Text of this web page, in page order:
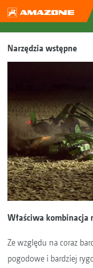
Narzędzia wstępne
Właściwa kombinacja
Ze względu na coraz
pogodowe i bardziej